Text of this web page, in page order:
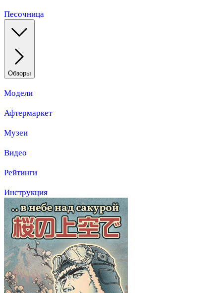
Песочница
Обзоры
Модели
Афтермаркет
Музеи
Видео
Рейтинги
Инструкция